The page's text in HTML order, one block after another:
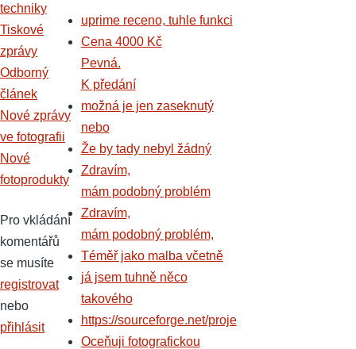
techniky
Tiskové
zprávy
Odborný
článek
Nové zprávy
ve fotografii
Nové
fotoprodukty
Pro vkládání
komentářů
se musíte
registrovat
nebo
přihlásit
uprime receno, tuhle funkci
Cena 4000 Kč
Pevná.
K předání
možná je jen zaseknutý
nebo
Že by tady nebyl žádný
Zdravím,
mám podobný problém
Zdravím,
mám podobný problém,
Téměř jako malba včetně
já jsem tuhně něco
takového
https://sourceforge.net/proje
Oceňuji fotografickou